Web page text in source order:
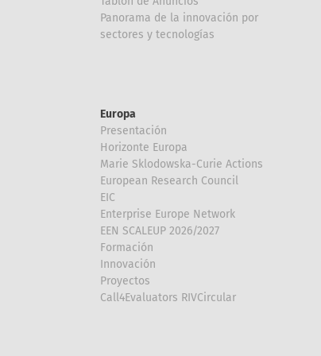
Panorama de la innovación por
sectores y tecnologías
Europa
Presentación
Horizonte Europa
Marie Sklodowska-Curie Actions
European Research Council
EIC
Enterprise Europe Network
EEN SCALEUP 2026/2027
Formación
Innovación
Proyectos
Call4Evaluators RIVCircular